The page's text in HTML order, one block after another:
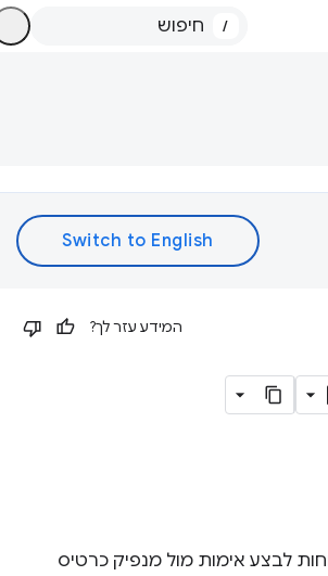
/
המידע עזר לך?
לבצע אימות מול מנפיק כרטיס